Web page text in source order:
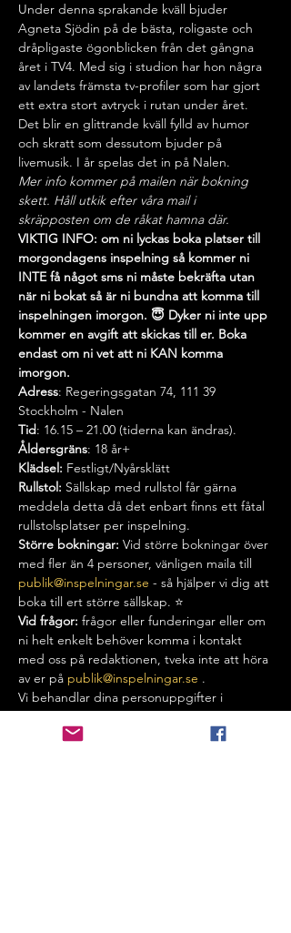
Under denna sprakande kväll bjuder
Agneta Sjödin på de bästa, roligaste och
dråpligaste ögonblicken från det gångna
året i TV4. Med sig i studion har hon några
av landets främsta tv-profiler som har gjort
ett extra stort avtryck i rutan under året.
Det blir en glittrande kväll fylld av humor
och skratt som dessutom bjuder på
livemusik. I år spelas det in på Nalen.
Mer info kommer på mailen när bokning
skett. Håll utkik efter våra mail i
skräpposten om de råkat hamna där.
VIKTIG INFO: om ni lyckas boka platser till
morgondagens inspelning så kommer ni
INTE få något sms ni måste bekräfta utan
när ni bokat så är ni bundna att komma till
inspelningen imorgon. 😇 Dyker ni inte upp
kommer en avgift att skickas till er. Boka
endast om ni vet att ni KAN komma
imorgon.
Adress: Regeringsgatan 74, 111 39
Stockholm - Nalen
Tid: 16.15 – 21.00 (tiderna kan ändras).
Åldersgräns: 18 år+
Klädsel: Festligt/Nyårsklätt
Rullstol: Sällskap med rullstol får gärna
meddela detta då det enbart finns ett fåtal
rullstolsplatser per inspelning.
Större bokningar: Vid större bokningar över
med fler än 4 personer, vänligen maila till
publik@inspelningar.se - så hjälper vi dig att
boka till ert större sällskap. ⭐️
Vid frågor: frågor eller funderingar eller om
ni helt enkelt behöver komma i kontakt
med oss på redaktionen, tveka inte att höra
av er på publik@inspelningar.se .
Vi behandlar dina personuppgifter i
enlighet med GDPR och vår
intergritetspolicy.